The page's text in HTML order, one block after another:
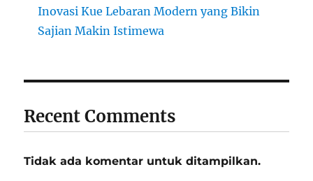
Inovasi Kue Lebaran Modern yang Bikin
Sajian Makin Istimewa
Recent Comments
Tidak ada komentar untuk ditampilkan.